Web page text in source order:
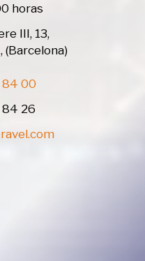
horas
III, 13,
, (Barcelona)
84 00
84 26